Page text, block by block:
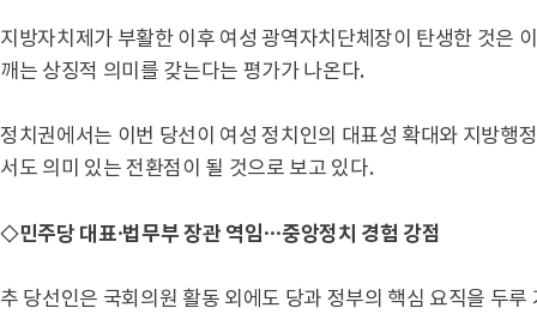
지방자치제가 부활한 이후 여성 광역자치단체장이 탄생한 것은
깨는 상징적 의미를 갖는다는 평가가 나온다.
정치권에서는 이번 당선이 여성 정치인의 대표성 확대와 지방행
서도 의미 있는 전환점이 될 것으로 보고 있다.
◇민주당 대표·법무부 장관 역임…중앙정치 경험 강점
추 당선인은 국회의원 활동 외에도 당과 정부의 핵심 요직을 두루